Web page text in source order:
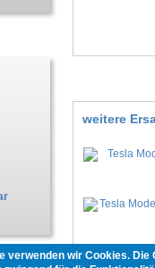
weitere
verwenden wir Cookies.